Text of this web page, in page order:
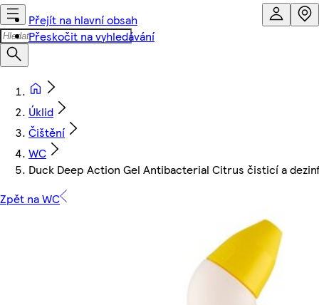
Přejít na hlavní obsah
Přeskočit na vyhledávání
Úklid
Čištění
WC
Duck Deep Action Gel Antibacterial Citrus čisticí a
Zpět na WC